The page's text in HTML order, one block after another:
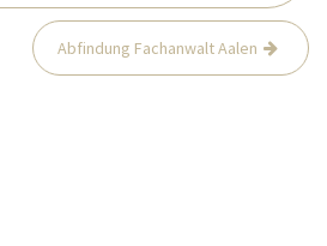
Abfindung Fachanwalt Aalen